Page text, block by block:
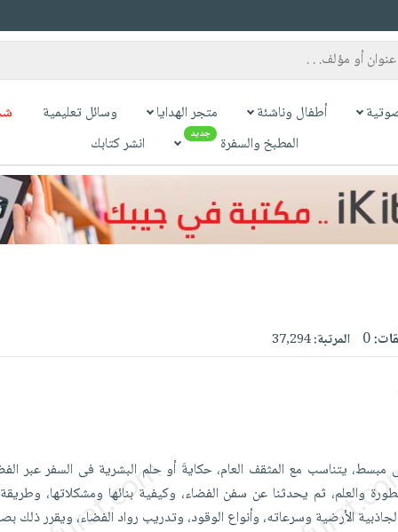
أطفال وناشئة متجر الهدايا وسائل تعليمية
المطبخ والسفرة
جديد انشر كتابك
0 المرتبة:37,294
يتناسب مع المثقف العام، حكايةَ أو حلم البشرية فى السفر عبر
والعلم، ثم يحدثنا عن سفن الفضاء، وكيفية بنائها ومشكلاتها،
الأرضية وسرعاته، وأنواع الوقود، وتدريب رواد الفضاء، ويقرر ذلك